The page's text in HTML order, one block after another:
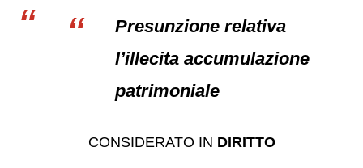
Presunzione relativa
l’illecita accumulazione
patrimoniale
CONSIDERATO IN DIRITTO